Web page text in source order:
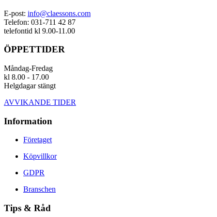
E-post: info@claessons.com
Telefon: 031-711 42 87
telefontid kl 9.00-11.00
ÖPPETTIDER
Måndag-Fredag
kl 8.00 - 17.00
Helgdagar stängt
AVVIKANDE TIDER
Information
Företaget
Köpvillkor
GDPR
Branschen
Tips & Råd